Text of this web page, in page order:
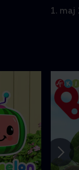
1. maj